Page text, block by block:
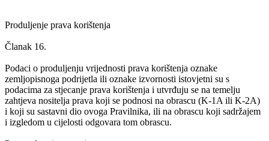
Produljenje prava korištenja
Članak 16.
Podaci o produljenju vrijednosti prava korištenja oznake
zemljopisnoga podrijetla ili oznake izvornosti istovjetni su s
podacima za stjecanje prava korištenja i utvrđuju se na temelju
zahtjeva nositelja prava koji se podnosi na obrascu (K-1A ili K-2A)
i koji su sastavni dio ovoga Pravilnika, ili na obrascu koji sadržajem
i izgledom u cijelosti odgovara tom obrascu.